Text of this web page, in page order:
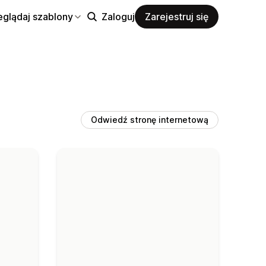
szablony Zaloguj Zarejestruj się
Odwiedź stronę internetową